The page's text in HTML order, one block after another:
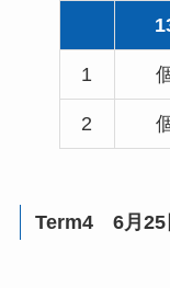
1
2
Term4 6月25